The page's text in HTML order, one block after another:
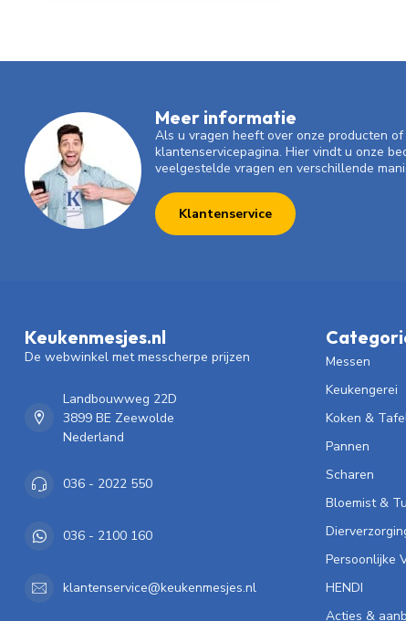
Meer informatie
Als u vragen heeft over onze producten
klantenservicepagina. Hier vindt u onze
veelgestelde vragen en verschillende
Klantenservice
Keukenmesjes.nl
De webwinkel met messcherpe prijzen
Landbouwweg 22D
3899 BE Zeewolde
Nederland
036 - 2022 550
036 - 2100 160
klantenservice@keukenmesjes.nl
Messen
Keukengerei
Koken &
Pannen
Scharen
Bloemist &
Persoonlijke
HENDI
Acties &